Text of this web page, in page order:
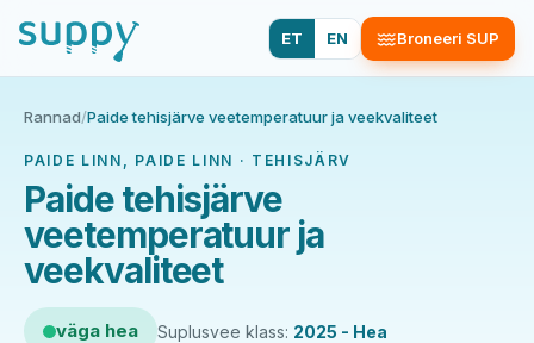
ET EN Broneeri SUP
Rannad/Paide tehisjärve veetemperatuur ja veekvaliteet
PAIDE LINN, PAIDE LINN · TEHISJÄRV
Paide tehisjärve
veetemperatuur ja
veekvaliteet
väga hea Suplusvee klass: 2025 - Hea